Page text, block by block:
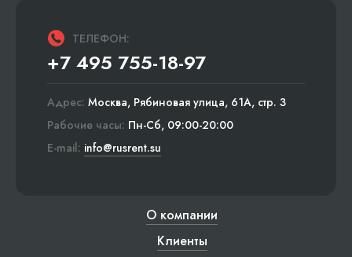
ТЕЛЕФОН:
+7 495 755-18-97
Адрес: Москва, Рябиновая улица, 61А, стр. 3
Рабочие часы: Пн-Сб, 09:00-20:00
E-mail: info@rusrent.su
О компании
Клиенты